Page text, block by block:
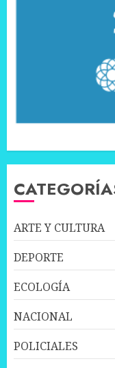
ARTE Y CULTURA
DEPORTE
ECOLOGÍA
NACIONAL
POLICIALES